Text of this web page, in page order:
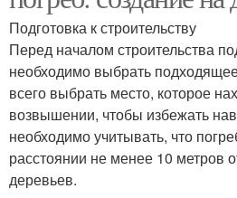
Подготовка к строительству
Перед началом строительства
необходимо выбрать
всего выбрать место, которое
возвышении, чтобы избежать
необходимо учитывать, что
расстоянии не менее 10 метров
деревьев.